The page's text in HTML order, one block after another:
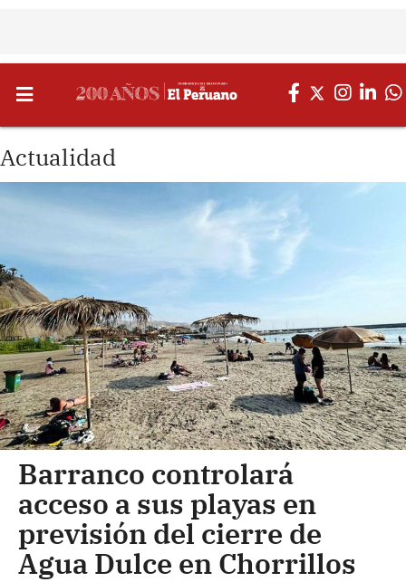
Actualidad
Barranco controlará
acceso a sus playas en
previsión del cierre de
Agua Dulce en Chorrillos